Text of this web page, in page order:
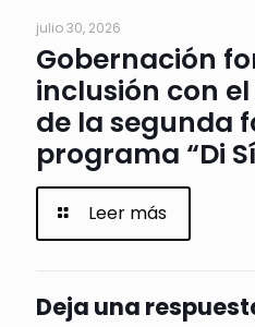
julio 30, 2026
Gobernación
inclusión con
de la segunda
programa “Di
Leer más
Deja una